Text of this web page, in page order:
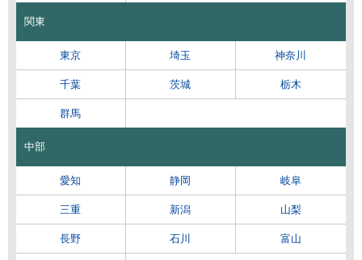
関東
東京 埼玉 神奈川
千葉 茨城 栃木
群馬
中部
愛知 静岡 岐阜
三重 新潟 山梨
長野 石川 富山